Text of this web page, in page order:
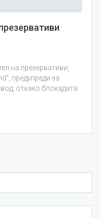
на презервативи,
предупреди за
откако блокадата